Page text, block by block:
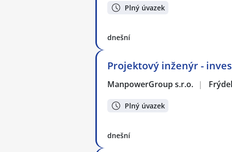
Plný úvazek
dnešní
Projektový inženýr -
ManpowerGroup s.r.o. |
Plný úvazek
dnešní